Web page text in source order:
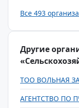
Все 493
Другие
ТОО ВОЛЬНАЯ
АГЕНТСТВО ПО